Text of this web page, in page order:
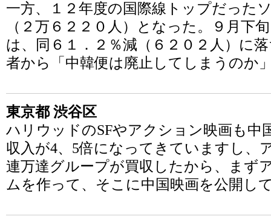
一方、１２年度の国際線トップだった
（２万６２２０人）となった。９月下
は、同６１．２％減（６２０２人）に
者から「中韓便は廃止してしまうのか
東京都 渋谷区
ハリウッドのSFやアクション映画も中
収入が4、5倍になってきていますし、
連万達グループが買収したから、まず
ムを作って、そこに中国映画を公開し